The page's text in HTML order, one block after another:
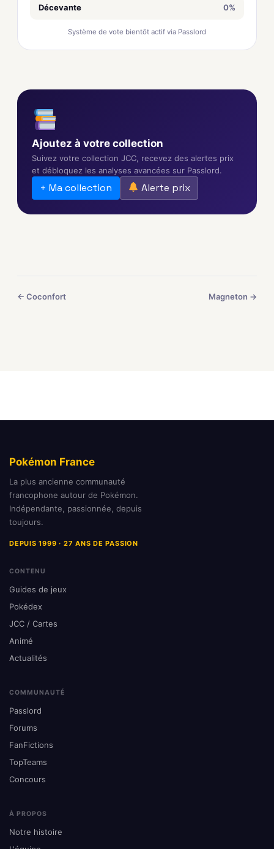
Décevante 0%
Système de vote bientôt actif via Passlord
Ajoutez à votre collection
Suivez votre collection JCC, recevez des alertes prix
et débloquez les analyses avancées sur Passlord.
+ Ma collection Alerte prix
← Coconfort Magneton →
Pokémon France
La plus ancienne communauté
francophone autour de Pokémon.
Indépendante, passionnée, depuis
toujours.
DEPUIS 1999 · 27 ANS DE PASSION
CONTENU
Guides de jeux
Pokédex
JCC / Cartes
Animé
Actualités
COMMUNAUTÉ
Passlord
Forums
FanFictions
TopTeams
Concours
À PROPOS
Notre histoire